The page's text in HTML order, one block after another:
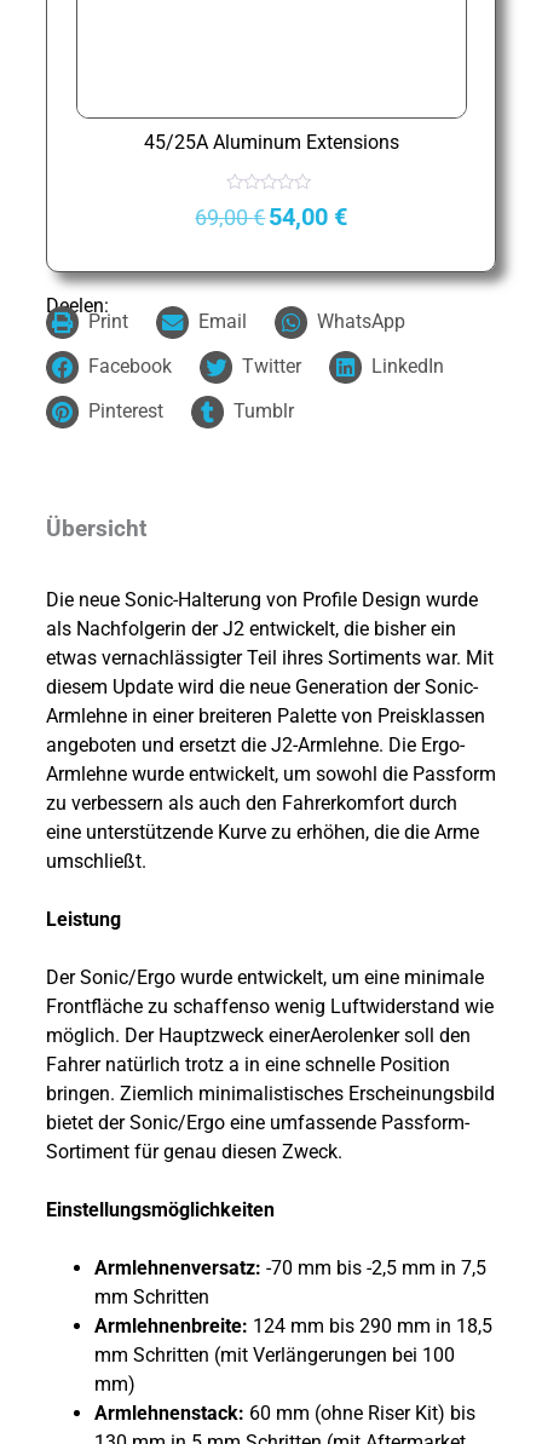
45/25A Aluminum Extensions
a
d
0
u
t
f
5
69,00€54,00€
Deelen:
Print Email
WhatsApp
Facebook
Twitter
LinkedIn
Pinterest
Tumblr
Übersicht
Die neue Sonic-Halterung von Profile Design wurde
als Nachfolgerin der J2 entwickelt, die bisher ein
etwas vernachlässigter Teil ihres Sortiments war. Mit
diesem Update wird die neue Generation der Sonic-
Armlehne in einer breiteren Palette von Preisklassen
angeboten und ersetzt die J2-Armlehne. Die Ergo-
Armlehne wurde entwickelt, um sowohl die Passform
zu verbessern als auch den Fahrerkomfort durch
eine unterstützende Kurve zu erhöhen, die die Arme
umschließt.
Leistung
Der Sonic/Ergo wurde entwickelt, um eine minimale
Frontfläche zu schaffenso wenig Luftwiderstand wie
möglich. Der Hauptzweck einerAerolenker soll den
Fahrer natürlich trotz a in eine schnelle Position
bringen. Ziemlich minimalistisches Erscheinungsbild
bietet der Sonic/Ergo eine umfassende Passform-
Sortiment für genau diesen Zweck.
Einstellungsmöglichkeiten
Armlehnenversatz: -70 mm bis -2,5 mm in 7,5
mm Schritten
Armlehnenbreite: 124 mm bis 290 mm in 18,5
mm Schritten (mit Verlängerungen bei 100
mm)
Armlehnenstack: 60 mm (ohne Riser Kit) bis